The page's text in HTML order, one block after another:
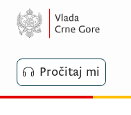
Pročitaj mi